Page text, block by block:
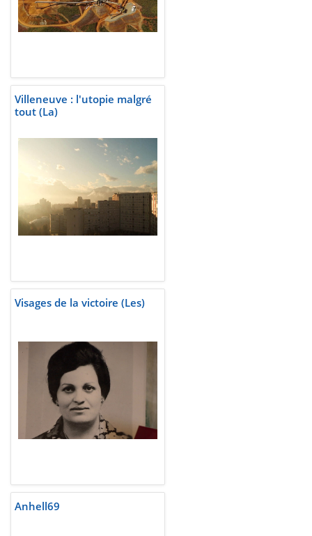
Villeneuve : l'utopie malgré
tout (La)
Visages de la victoire (Les)
Anhell69